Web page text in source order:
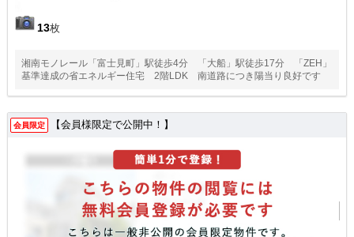
13枚
湘南モノレール「富士見町」駅徒歩4分 「大船」駅徒歩17分 「ZEH」
基準達成の省エネルギー住宅 2階LDK 南道路につき陽当り良好です
会員限定 【会員様限定で公開中！】